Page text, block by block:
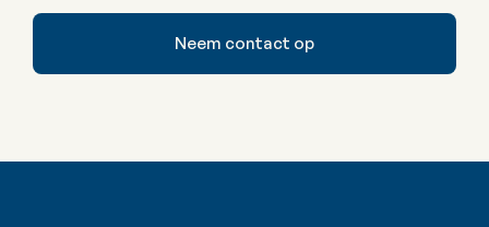
Neem contact op